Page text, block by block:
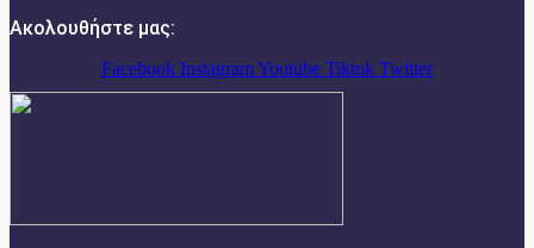
Ακολουθήστε μας:
Facebook InstagramYoutube Tiktok Twitter